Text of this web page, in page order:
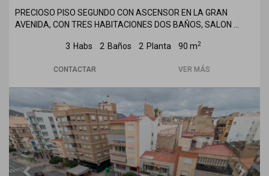
PRECIOSO PISO SEGUNDO CON ASCENSOR EN LA GRAN
AVENIDA, CON TRES HABITACIONES DOS BAÑOS, SALON ...
3 Habs 2 Baños 2 Planta 90 m2
CONTACTAR VER MÁS
Previous